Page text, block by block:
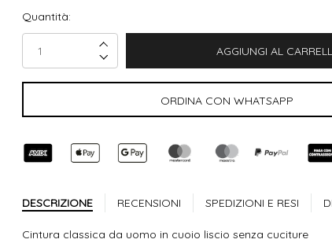
Quantità:
Incrementa Quantità:
DESCRIZIONE RECENSIONI SPEDIZIONI E RESI
Cintura classica da uomo in cuoio liscio senza cuciture